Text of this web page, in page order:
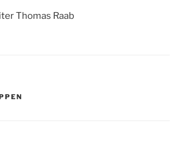
Thomas Raab